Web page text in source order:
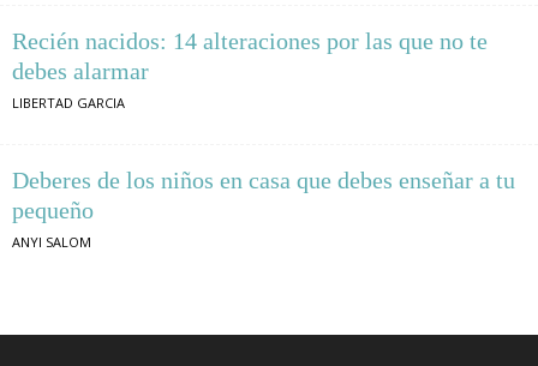
Recién nacidos: 14 alteraciones por las que no te
debes alarmar
LIBERTAD GARCIA
Deberes de los niños en casa que debes enseñar a tu
pequeño
ANYI SALOM